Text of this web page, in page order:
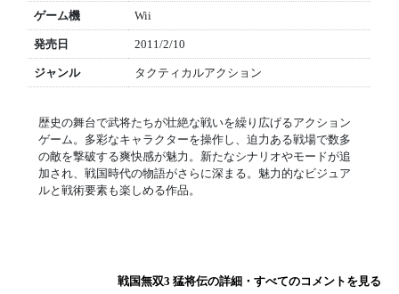
ゲーム機 Wii
発売日 2011/2/10
ジャンル タクティカルアクション
歴史の舞台で武将たちが壮絶な戦いを繰り広げるアクション
ゲーム。多彩なキャラクターを操作し、迫力ある戦場で数多
の敵を撃破する爽快感が魅力。新たなシナリオやモードが追
加され、戦国時代の物語がさらに深まる。魅力的なビジュア
ルと戦術要素も楽しめる作品。
戦国無双3 猛将伝の詳細・すべてのコメントを見る